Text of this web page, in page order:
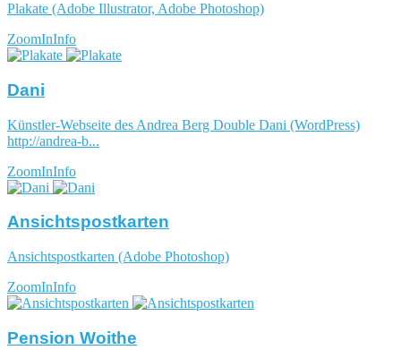
Plakate (Adobe Illustrator, Adobe Photoshop)
ZoomInInfo
Dani
Künstler-Webseite des Andrea Berg Double Dani (WordPress)
http://andrea-b...
ZoomInInfo
Ansichtspostkarten
Ansichtspostkarten (Adobe Photoshop)
ZoomInInfo
Pension Woithe